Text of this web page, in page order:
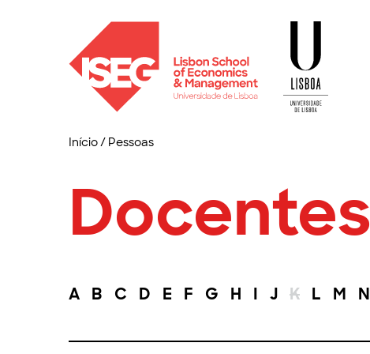
Início/ Pessoas
Docentes
A B C D E F G H I J K L M N